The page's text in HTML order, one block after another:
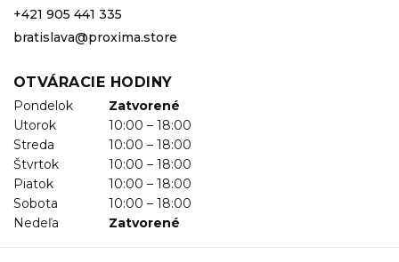
+421 905 441 335
bratislava@proxima.store
OTVÁRACIE HODINY
Pondelok
Zatvorené
Utorok
10:00 – 18:00
Streda
10:00 – 18:00
Štvrtok
10:00 – 18:00
Piatok
10:00 – 18:00
Sobota
10:00 – 18:00
Nedeľa
Zatvorené